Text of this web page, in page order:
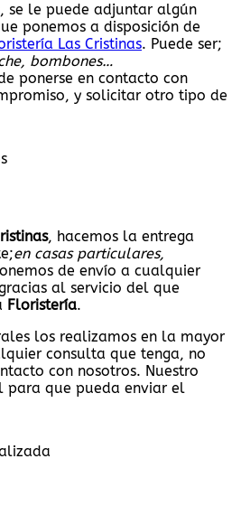
, se le puede adjuntar algún
ponemos a disposición de
Las Cristinas. Puede ser;
bombones…
ponerse en contacto con
y solicitar otro tipo de
, hacemos la entrega
en casas particulares,
de envío a cualquier
al servicio del que
Floristería.
los realizamos en la mayor
consulta que tenga, no
con nosotros. Nuestro
para que pueda enviar el